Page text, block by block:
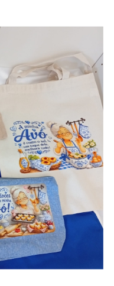
/ estojos /
– vários modelos